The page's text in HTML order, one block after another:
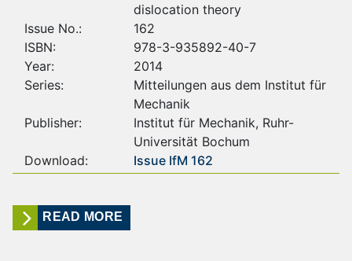
dislocation theory
Issue No.:
162
ISBN:
978-3-935892-40-7
Year:
2014
Series:
Mitteilungen aus dem Institut für
Mechanik
Publisher:
Institut für Mechanik, Ruhr-
Universität Bochum
Download:
Issue IfM 162
READ MORE